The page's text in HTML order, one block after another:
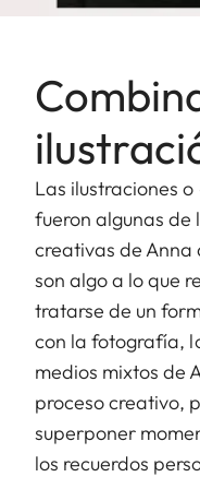
Las ilustraciones
fueron algunas de
creativas de Anna
son algo a lo que
tratarse de un
con la fotografía,
medios mixtos de
proceso creativo,
superponer
los recuerdos